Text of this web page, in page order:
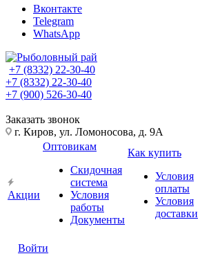
Вконтакте
Telegram
WhatsApp
+7 (8332) 22-30-40
+7 (8332) 22-30-40
+7 (900) 526-30-40
Заказать звонок
г. Киров, ул. Ломоносова, д. 9А
Акции
Оптовикам
Скидочная
система
Условия
работы
Документы
Как купить
Условия
оплаты
Условия
доставки
Войти